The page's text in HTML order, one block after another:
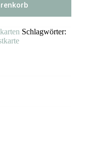
Schlagwörter: